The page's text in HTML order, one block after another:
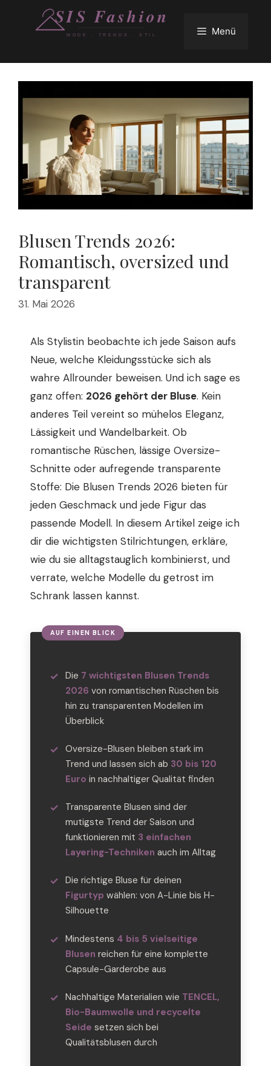
Menü
Blusen Trends 2026:
Romantisch, oversized und
transparent
31. Mai 2026
Als Stylistin beobachte ich jede Saison aufs
Neue, welche Kleidungsstücke sich als
wahre Allrounder beweisen. Und ich sage es
ganz offen: 2026 gehört der Bluse. Kein
anderes Teil vereint so mühelos Eleganz,
Lässigkeit und Wandelbarkeit. Ob
romantische Rüschen, lässige Oversize-
Schnitte oder aufregende transparente
Stoffe: Die Blusen Trends 2026 bieten für
jeden Geschmack und jede Figur das
passende Modell. In diesem Artikel zeige ich
dir die wichtigsten Stilrichtungen, erkläre,
wie du sie alltagstauglich kombinierst, und
verrate, welche Modelle du getrost im
Schrank lassen kannst.
Die 7 wichtigsten Blusen Trends
2026 von romantischen Rüschen bis
hin zu transparenten Modellen im
Überblick
Oversize-Blusen bleiben stark im
Trend und lassen sich ab 30 bis 120
Euro in nachhaltiger Qualität finden
Transparente Blusen sind der
mutigste Trend der Saison und
funktionieren mit 3 einfachen
Layering-Techniken auch im Alltag
Die richtige Bluse für deinen
Figurtyp wählen: von A-Linie bis H-
Silhouette
Mindestens 4 bis 5 vielseitige
Blusen reichen für eine komplette
Capsule-Garderobe aus
Nachhaltige Materialien wie TENCEL,
Bio-Baumwolle und recycelte
Seide setzen sich bei
Qualitätsblusen durch